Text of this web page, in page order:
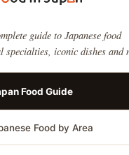
guide to Japanese food
specialties, iconic dishes and
Food Guide
Food by Area